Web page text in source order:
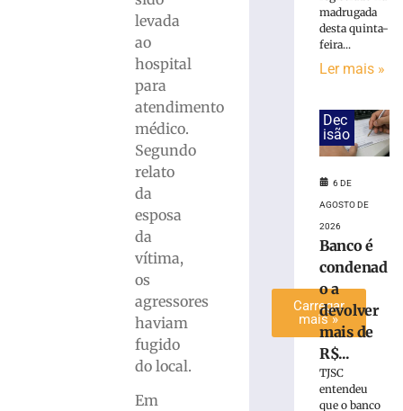
levada
ao
hospital
para
atendimento
médico.
Segundo
relato
da
esposa
da
vítima,
os
agressores
haviam
fugido
do local.
Em
Automóvel
capota
colisão
Gaspar
Carregar
mais »
madrugada
desta quinta-
feira...
Ler mais »
Dec
isão
6 DE
AGOSTO DE
2026
Banco é
condenad
o a
devolver
mais de
R$...
TJSC
entendeu
que o banco